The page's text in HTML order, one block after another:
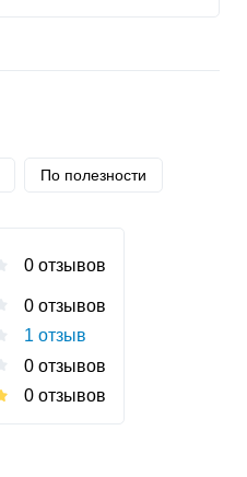
По полезности
0 отзывов
0 отзывов
1 отзыв
0 отзывов
0 отзывов